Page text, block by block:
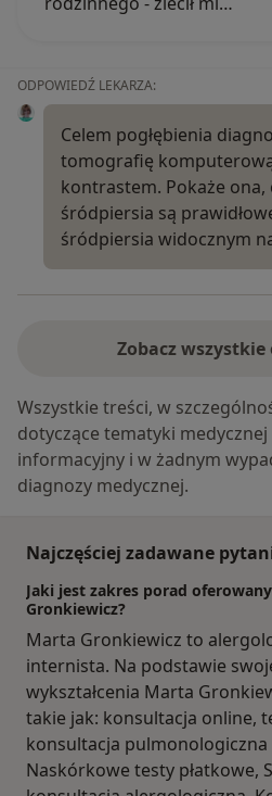
ODPOWIEDŹ LEKARZA:
Celem pogłębienia
tomografię
kontrastem. Pokaże
śródpiersia są
śródpiersia widocznym
Zobacz
Wszystkie treści, w
dotyczące tematyki
informacyjny i w żadnym
diagnozy medycznej.
Najczęściej zadawane
Jaki jest zakres porad
Gronkiewicz?
Marta Gronkiewicz to
internista. Na podstawie
wykształcenia Marta
takie jak: konsultacja online,
konsultacja
Naskórkowe testy płatkowe,